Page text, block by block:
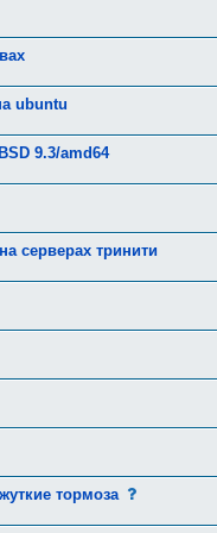
ubuntu
9.3/amd64
серверах тринити
тормоза